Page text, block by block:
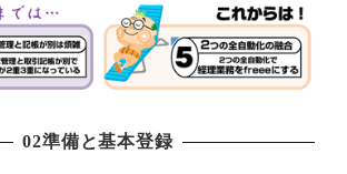
02準備と基本登録